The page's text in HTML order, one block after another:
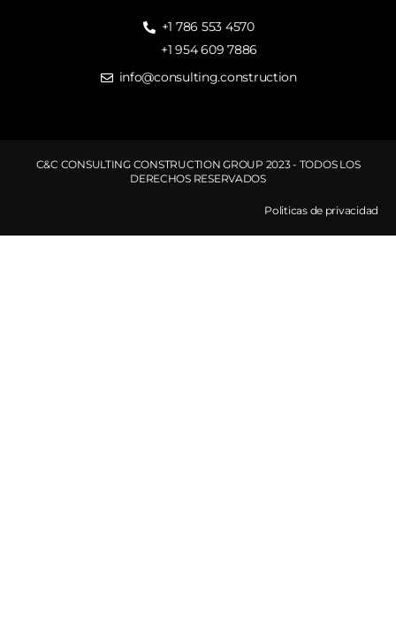
+1 786 553 4570
+1 954 609 7886
info@consulting.construction
C&C CONSULTING CONSTRUCTION GROUP 2023 - TODOS LOS
DERECHOS RESERVADOS
Politicas de privacidad